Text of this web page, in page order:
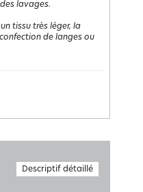
lavages.
tissu très léger, la
de langes ou
Descriptif détaillé